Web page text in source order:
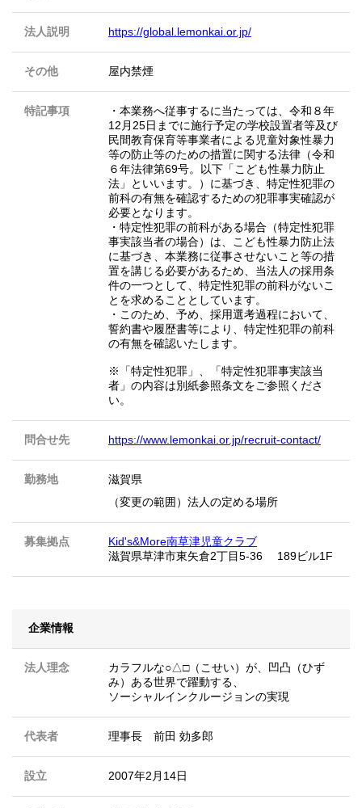
法人説明 https://global.lemonkai.or.jp/
その他 屋内禁煙
特記事項
・本業務へ従事するに当たっては、令和８年
12月25日までに施行予定の学校設置者等及び
民間教育保育等事業者による児童対象性暴力
等の防止等のための措置に関する法律（令和
６年法律第69号。以下「こども性暴力防止
法」といいます。）に基づき、特定性犯罪の
前科の有無を確認するための犯罪事実確認が
必要となります。
・特定性犯罪の前科がある場合（特定性犯罪
事実該当者の場合）は、こども性暴力防止法
に基づき、本業務に従事させないこと等の措
置を講じる必要があるため、当法人の採用条
件の一つとして、特定性犯罪の前科がないこ
とを求めることとしています。
・このため、予め、採用選考過程において、
誓約書や履歴書等により、特定性犯罪の前科
の有無を確認いたします。
※「特定性犯罪」、「特定性犯罪事実該当
者」の内容は別紙参照条文をご参照くださ
い。
問合せ先 https://www.lemonkai.or.jp/recruit-contact/
勤務地
滋賀県
（変更の範囲）法人の定める場所
募集拠点
Kid's&More南草津児童クラブ
滋賀県草津市東矢倉2丁目5-36 189ビル1F
企業情報
法人理念
カラフルな○△□（こせい）が、凹凸（ひず
み）ある世界で躍動する、
ソーシャルインクルージョンの実現
代表者 理事長 前田 効多郎
設立 2007年2月14日